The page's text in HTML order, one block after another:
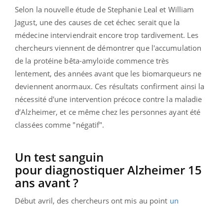
Selon la nouvelle étude de Stephanie Leal et William
Jagust, une des causes de cet échec serait que la
médecine interviendrait encore trop tardivement. Les
chercheurs viennent de démontrer que l'accumulation
de la protéine bêta-amyloïde commence très
lentement, des années avant que les biomarqueurs ne
deviennent anormaux. Ces résultats confirment ainsi la
nécessité d'une intervention précoce contre la maladie
d’Alzheimer, et ce même chez les personnes ayant été
classées comme "négatif".
Un test sanguin
pour diagnostiquer Alzheimer 15
ans avant ?
Début avril, des chercheurs ont mis au point un